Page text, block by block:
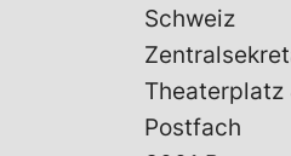
Schweiz
Theaterplatz
Postfach